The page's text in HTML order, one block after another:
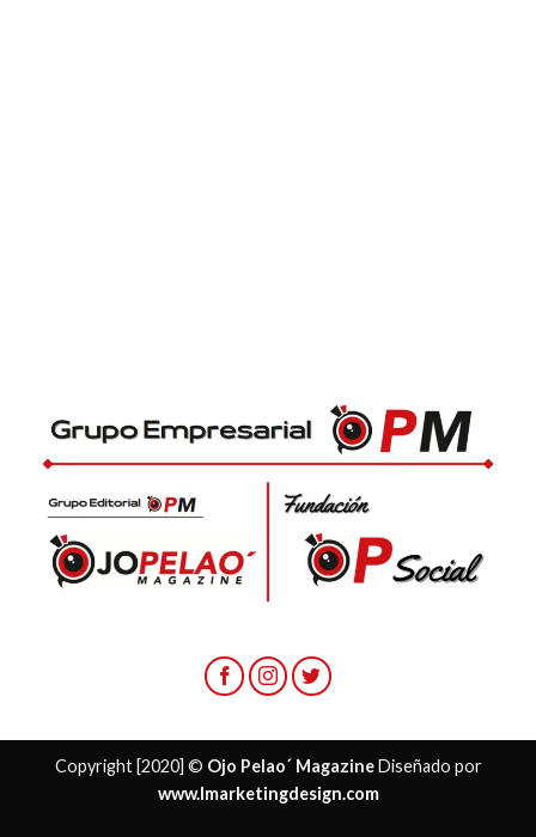
Copyright [2020] © Ojo Pelao´ MagazineDiseñado por
www.lmarketingdesign.com